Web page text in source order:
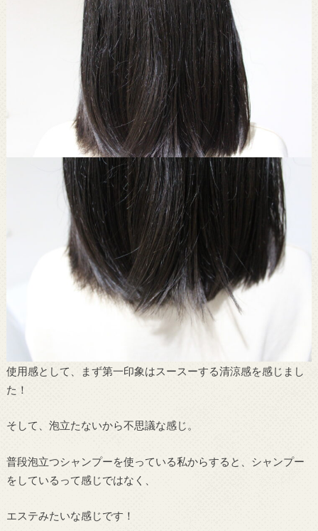
使用感として、まず第一印象はスースーする清涼感を感じまし
た！
そして、泡立たないから不思議な感じ。
普段泡立つシャンプーを使っている私からすると、シャンプー
をしているって感じではなく、
エステみたいな感じです！